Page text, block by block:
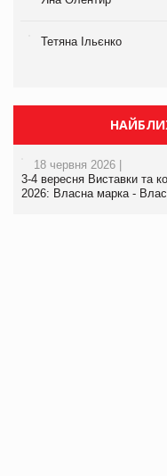
Тетяна Ільєнко
18 червня 2026 |
3-4 вересня Виставки та
2026: Власна марка -